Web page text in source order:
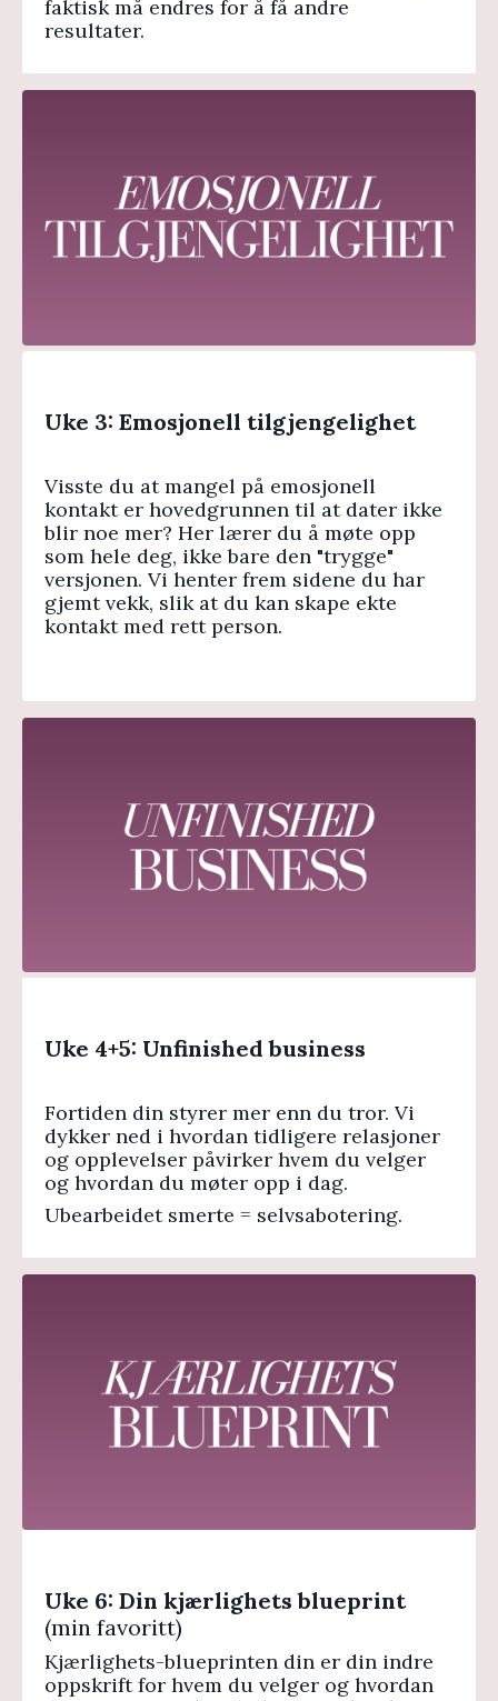
faktisk må endres for å få andre
resultater.
Uke 3: Emosjonell tilgjengelighet
Visste du at mangel på emosjonell
kontakt er hovedgrunnen til at dater ikke
blir noe mer? Her lærer du å møte opp
som hele deg, ikke bare den "trygge"
versjonen. Vi henter frem sidene du har
gjemt vekk, slik at du kan skape ekte
kontakt med rett person.
Uke 4+5: Unfinished business
Fortiden din styrer mer enn du tror. Vi
dykker ned i hvordan tidligere relasjoner
og opplevelser påvirker hvem du velger
og hvordan du møter opp i dag.
Ubearbeidet smerte = selvsabotering.
Uke 6: Din kjærlighets blueprint
(min favoritt)
Kjærlighets-blueprinten din er din indre
oppskrift for hvem du velger og hvordan